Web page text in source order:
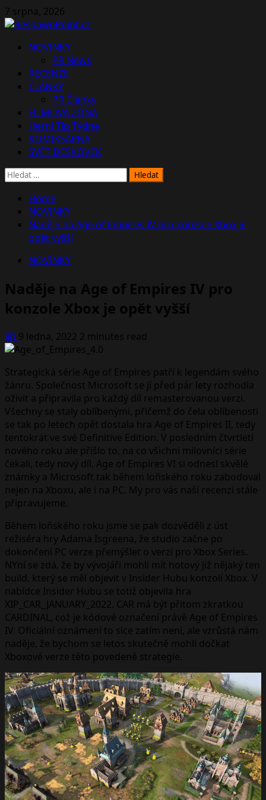
Skip
to
7 srpna, 2026
PrimaryNOVINKY
PR News
RECENZE
ČLÁNKY
PR Články
FILMOVÁ ZÓNA
Herní Tip Týdne
KOMIKSÁRNA
SVĚT DESKOVEK
Vyhledávání
Home
NOVINKY
Naděje na Age of Empires IV pro konzole Xbox je
opět vyšší
NOVINKY
Naděje na Age of Empires IV pro
konzole Xbox je opět vyšší
Jiří9 ledna, 2022 2 minutes read
Strategická série Age of Empires patří k legendám svého
žánru. Společnost Microsoft se jí před pár lety rozhodla
oživit a připravila pro každý díl remasterovanou verzi.
Všechny se staly oblíbenými, přičemž do čela oblíbenosti
se tak po letech opět dostala hra Age of Empires II, tedy
tentokrát ve své Definitive Edition. V posledním čtvrtletí
nového roku ale přišlo to, na co všichni milovníci série
čekali, tedy nový díl. Age of Empires VI si odnesl skvělé
známky a Microsoft tak během loňského roku zabodoval
nejen na Xboxu, ale i na PC. My pro vás naší recenzi stále
připravujeme.
Během loňského roku jsme se pak dozvěděli z úst
režiséra hry Adama Isgreena, že studio začne po
dokončení PC verze přemýšlet o verzi pro Xbox Series.
NYní se zdá, že by vývojáři mohli mít hotový již nějaký ten
build, který se měl objevit v Insider Hubu konzolí Xbox. V
nabídce Insider Hubu se totiž objevila hra
XIP_CAR_JANUARY_2022. CAR má být přitom zkratkou
CARDINAL, což je kódové označení právě Age of Empires
IV. Oficiální oznámení to sice zatím není, ale vzrůstá nám
naděje, že bychom se letos skutečně mohli dočkat
Xboxové verze této povedené strategie.